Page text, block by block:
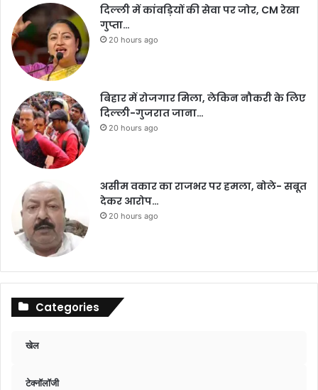
दिल्ली में कांवड़ियों की सेवा पर जोर, CM रेखा
गुप्ता…
20 hours ago
बिहार में रोजगार मिला, लेकिन नौकरी के लिए
दिल्ली-गुजरात जाना…
20 hours ago
असीम वकार का राजभर पर हमला, बोले- सबूत
देकर आरोप…
20 hours ago
Categories
खेल
टेक्नॉलॉजी